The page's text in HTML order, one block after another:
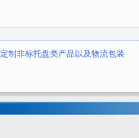
定制非标托盘类产品以及物流包装